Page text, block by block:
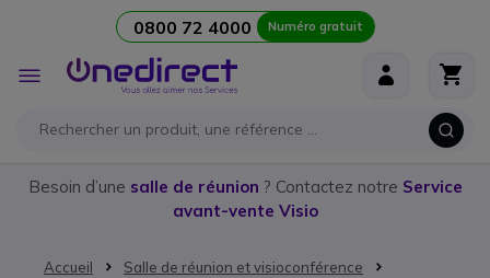
0800 72 4000 Numéro gratuit
Affichage
navigation
Besoin d’une salle de réunion ? Contactez notre Service
avant-vente Visio
Accueil
Salle de réunion et visioconférence